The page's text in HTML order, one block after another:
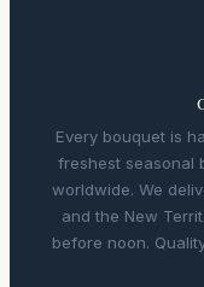
Every bouquet is
freshest seasonal
worldwide. We
and the New
before noon.